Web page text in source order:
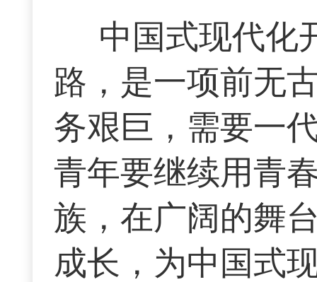
中国式现代化
路，是一项前无
务艰巨，需要一
青年要继续用青
族，在广阔的舞
成长，为中国式